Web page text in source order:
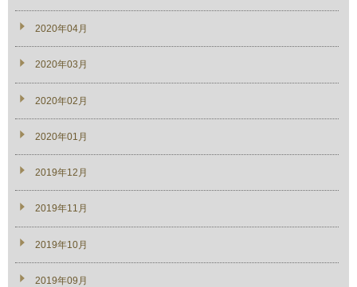
2020年04月
2020年03月
2020年02月
2020年01月
2019年12月
2019年11月
2019年10月
2019年09月